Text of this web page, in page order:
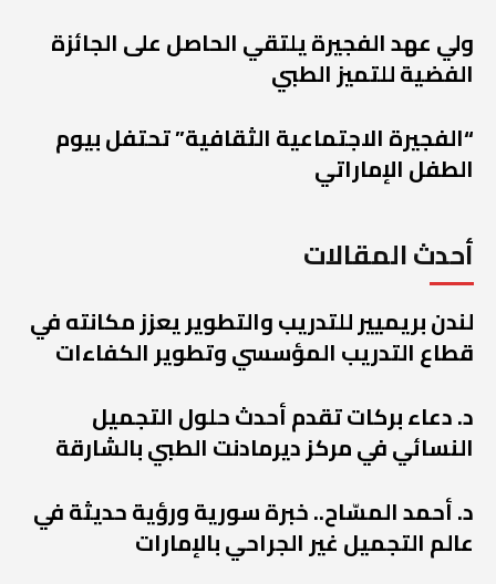
ولي عهد الفجيرة يلتقي الحاصل على الجائزة
الفضية للتميز الطبي
“الفجيرة الاجتماعية الثقافية” تحتفل بيوم
الطفل الإماراتي
أحدث المقالات
لندن بريميير للتدريب والتطوير يعزز مكانته في
قطاع التدريب المؤسسي وتطوير الكفاءات
د. دعاء بركات تقدم أحدث حلول التجميل
النسائي في مركز ديرمادنت الطبي بالشارقة
د. أحمد المسّاح.. خبرة سورية ورؤية حديثة في
عالم التجميل غير الجراحي بالإمارات